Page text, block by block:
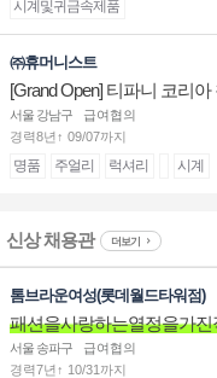
시계및귀금속제품
㈜휴머니스트
[Grand Open] 티파니 코리
계대전 판매사원 채용
서울 강남구
급여협의
경력8년↑ 09/07까지
명품 주얼리 럭셔리 시계
신상 채용관 더보기
톰브라운여성(롯데월드타워점)
패션을사랑하는열정을가
서울 송파구
급여협의
경력7년↑ 10/31까지